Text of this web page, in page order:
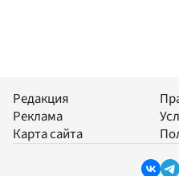
Редакция
Реклама
Карта сайта